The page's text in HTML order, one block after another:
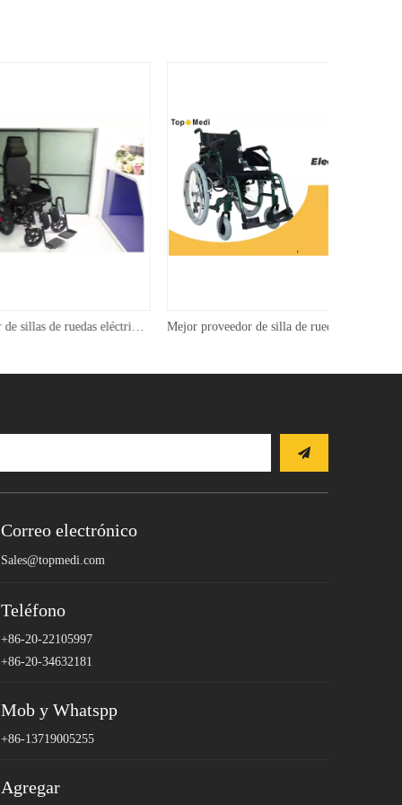
El mejor proveedor de sillas de ruedas eléctricas reclinables Topmedi TEW121LF1 (afabM) Mejor proveedor de silla de ruedas eléctrica Topmedi TM-EW-028
Correo electrónico
Sales@topmedi.com
Teléfono
+86-20-22105997
+86-20-34632181
Mob y Whatspp
+86-13719005255
Agregar